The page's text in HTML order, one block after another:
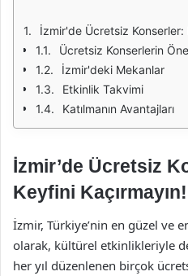
İzmir'de Ücretsiz Konserler:
Ücretsiz Konserlerin
İzmir'deki Mekanlar
Etkinlik Takvimi
Katılmanın Avantajları
İzmir’de Ücretsiz
Keyfini Kaçırmayın!
İzmir, Türkiye’nin en güzel ve
olarak, kültürel etkinlikleriyle
her yıl düzenlenen birçok